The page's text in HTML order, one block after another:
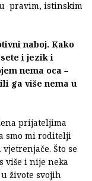
pravim, istinskim
naboj. Kako
i jezik i
nema oca –
ga više nema u
prijateljima
smo mi roditelji
Što se
više i nije neka
živote svojih